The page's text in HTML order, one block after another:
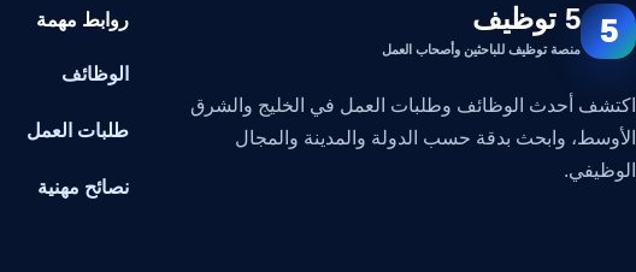
5 5 توظيف
منصة توظيف للباحثين وأصحاب العمل
اكتشف أحدث الوظائف وطلبات العمل في الخليج والشرق
الأوسط، وابحث بدقة حسب الدولة والمدينة والمجال
الوظيفي.
روابط مهمة
الوظائف
طلبات العمل
نصائح مهنية